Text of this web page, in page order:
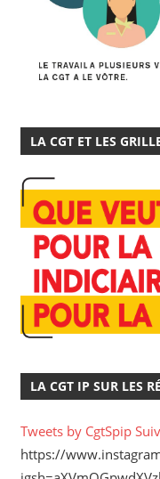
LA CGT ET LES
LA CGT IP SUR LES
Tweets by CgtSpip
https://